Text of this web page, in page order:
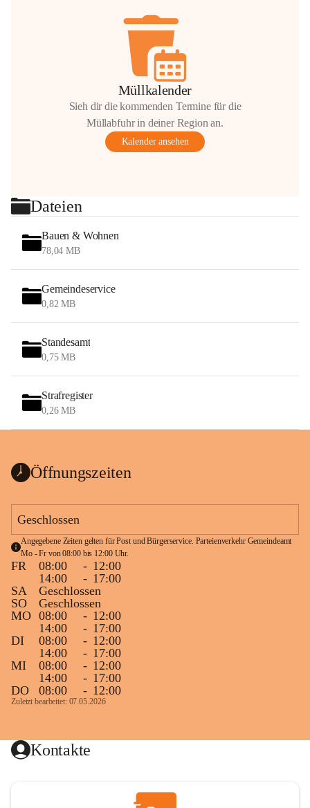
Müllkalender
Sieh dir die kommenden Termine für die
Müllabfuhr in deiner Region an.
Kalender ansehen
Dateien
Bauen & Wohnen
78,04 MB
Gemeindeservice
0,82 MB
Standesamt
0,75 MB
Strafregister
0,26 MB
Öffnungszeiten
Geschlossen
Angegebene Zeiten gelten für Post und Bürgerservice. Parteienverkehr Gemeindeamt
Mo - Fr von 08:00 bis 12:00 Uhr.
FR 08:00 - 12:00
14:00
- 17:00
SA
Geschlossen
SO
Geschlossen
MO 08:00 - 12:00
14:00
- 17:00
DI
08:00 - 12:00
14:00
- 17:00
MI
08:00 - 12:00
14:00
- 17:00
DO
08:00 - 12:00
Zuletzt bearbeitet: 07.05.2026
Kontakte